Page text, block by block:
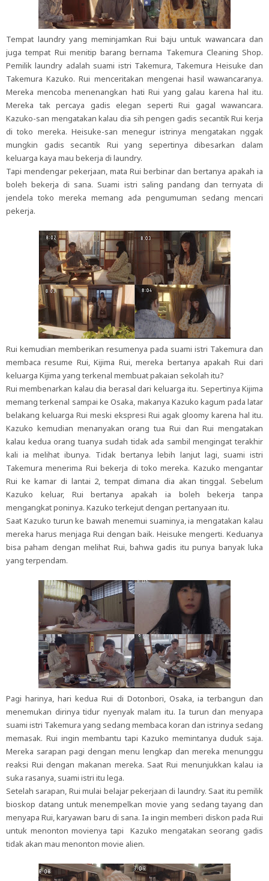
Tempat laundry yang meminjamkan Rui baju untuk wawancara dan
juga tempat Rui menitip barang bernama Takemura Cleaning Shop.
Pemilik laundry adalah suami istri Takemura, Takemura Heisuke dan
Takemura Kazuko. Rui menceritakan mengenai hasil wawancaranya.
Mereka mencoba menenangkan hati Rui yang galau karena hal itu.
Mereka tak percaya gadis elegan seperti Rui gagal wawancara.
Kazuko-san mengatakan kalau dia sih pengen gadis secantik Rui kerja
di toko mereka. Heisuke-san menegur istrinya mengatakan nggak
mungkin gadis secantik Rui yang sepertinya dibesarkan dalam
keluarga kaya mau bekerja di laundry.
Tapi mendengar pekerjaan, mata Rui berbinar dan bertanya apakah ia
boleh bekerja di sana. Suami istri saling pandang dan ternyata di
jendela toko mereka memang ada pengumuman sedang mencari
pekerja.
Rui kemudian memberikan resumenya pada suami istri Takemura dan
membaca resume Rui, Kijima Rui, mereka bertanya apakah Rui dari
keluarga Kijima yang terkenal membuat pakaian sekolah itu?
Rui membenarkan kalau dia berasal dari keluarga itu. Sepertinya Kijima
memang terkenal sampai ke Osaka, makanya Kazuko kagum pada latar
belakang keluarga Rui meski ekspresi Rui agak gloomy karena hal itu.
Kazuko kemudian menanyakan orang tua Rui dan Rui mengatakan
kalau kedua orang tuanya sudah tidak ada sambil mengingat terakhir
kali ia melihat ibunya. Tidak bertanya lebih lanjut lagi, suami istri
Takemura menerima Rui bekerja di toko mereka. Kazuko mengantar
Rui ke kamar di lantai 2, tempat dimana dia akan tinggal. Sebelum
Kazuko keluar, Rui bertanya apakah ia boleh bekerja tanpa
mengangkat poninya. Kazuko terkejut dengan pertanyaan itu.
Saat Kazuko turun ke bawah menemui suaminya, ia mengatakan kalau
mereka harus menjaga Rui dengan baik. Heisuke mengerti. Keduanya
bisa paham dengan melihat Rui, bahwa gadis itu punya banyak luka
yang terpendam.
Pagi harinya, hari kedua Rui di Dotonbori, Osaka, ia terbangun dan
menemukan dirinya tidur nyenyak malam itu. Ia turun dan menyapa
suami istri Takemura yang sedang membaca koran dan istrinya sedang
memasak. Rui ingin membantu tapi Kazuko memintanya duduk saja.
Mereka sarapan pagi dengan menu lengkap dan mereka menunggu
reaksi Rui dengan makanan mereka. Saat Rui menunjukkan kalau ia
suka rasanya, suami istri itu lega.
Setelah sarapan, Rui mulai belajar pekerjaan di laundry. Saat itu pemilik
bioskop datang untuk menempelkan movie yang sedang tayang dan
menyapa Rui, karyawan baru di sana. Ia ingin memberi diskon pada Rui
untuk menonton movienya tapi Kazuko mengatakan seorang gadis
tidak akan mau menonton movie alien.